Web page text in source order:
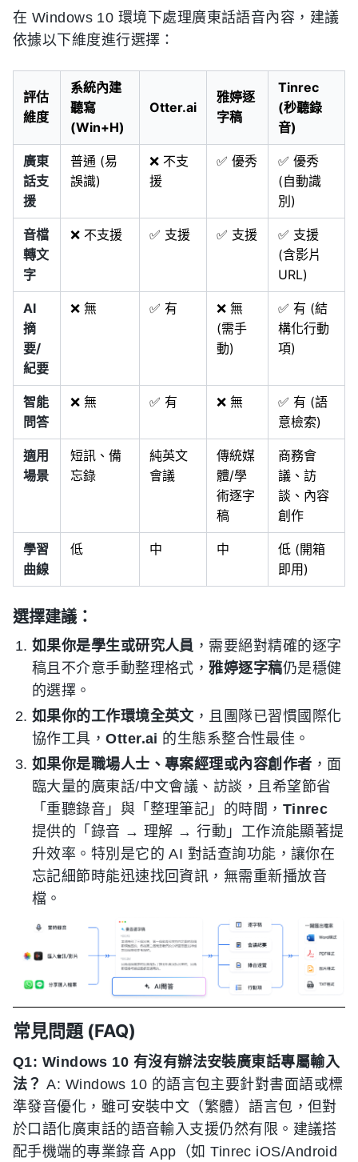
在 Windows 10 環境下處理廣東話語音內容，建議
依據以下維度進行選擇：
評估
維度
系統內建
聽寫
(Win+H)
Otter.ai
雅婷逐
字稿
Tinrec
(秒聽錄
音)
廣東
話支
援
普通 (易
誤識)
❌ 不支
援
✅ 優秀
✅ 優秀
(自動識
別)
音檔
轉文
字
❌ 不支援 ✅ 支援 ✅ 支援
✅ 支援
(含影片
URL)
AI
摘
要/
紀要
❌ 無 ✅ 有
❌ 無
(需手
動)
✅ 有 (結
構化行動
項)
智能
問答
❌ 無 ✅ 有 ❌ 無
✅ 有 (語
意檢索)
適用
場景
短訊、備
忘錄
純英文
會議
傳統媒
體/學
術逐字
稿
商務會
議、訪
談、內容
創作
學習
曲線
低 中 中
低 (開箱
即用)
選擇建議：
如果你是學生或研究人員 ，需要絕對精確的逐字
稿且不介意手動整理格式，雅婷逐字稿仍是穩健
的選擇。
如果你的工作環境全英文 ，且團隊已習慣國際化
協作工具，Otter.ai 的生態系整合性最佳。
如果你是職場人士、專案經理或內容創作者 ，面
臨大量的廣東話/中文會議、訪談，且希望節省
「重聽錄音」與「整理筆記」的時間， Tinrec
提供的「錄音 → 理解 → 行動」工作流能顯著提
升效率。特別是它的 AI 對話查詢功能，讓你在
忘記細節時能迅速找回資訊，無需重新播放音
檔。
常見問題 (FAQ)
Q1: Windows 10 有沒有辦法安裝廣東話專屬輸入
法？ A: Windows 10 的語言包主要針對書面語或標
準發音優化，雖可安裝中文（繁體）語言包，但對
於口語化廣東話的語音輸入支援仍然有限。建議搭
配手機端的專業錄音 App（如 Tinrec iOS/Android